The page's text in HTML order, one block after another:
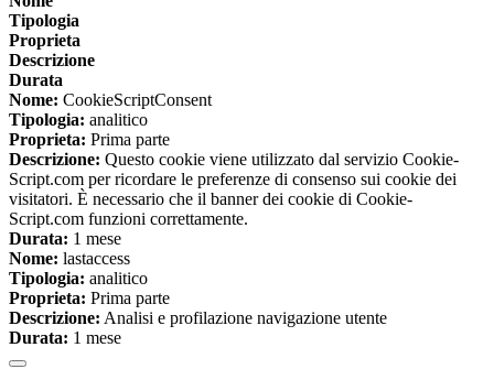
Tipologia
Proprieta
Descrizione
Durata
Nome: CookieScriptConsent
Tipologia: analitico
Proprieta: Prima parte
Descrizione: Questo cookie viene utilizzato dal servizio Cookie-
Script.com per ricordare le preferenze di consenso sui cookie dei
visitatori. È necessario che il banner dei cookie di Cookie-
Script.com funzioni correttamente.
Durata: 1 mese
Nome: lastaccess
Tipologia: analitico
Proprieta: Prima parte
Descrizione: Analisi e profilazione navigazione utente
Durata: 1 mese